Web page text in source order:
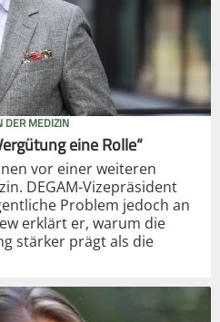
DER MEDIZIN
eine Rolle“
vor einer weiteren
DEGAM-Vizepräsident
Problem jedoch an
erklärt er, warum die
stärker prägt als die